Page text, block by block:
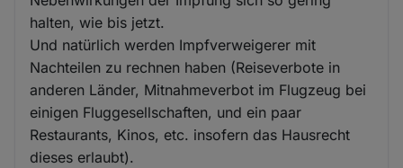
halten, wie bis jetzt.
Und natürlich werden Impfverweigerer mit
Nachteilen zu rechnen haben (Reiseverbote in
anderen Länder, Mitnahmeverbot im Flugzeug bei
einigen Fluggesellschaften, und ein paar
Restaurants, Kinos, etc. insofern das Hausrecht
dieses erlaubt).